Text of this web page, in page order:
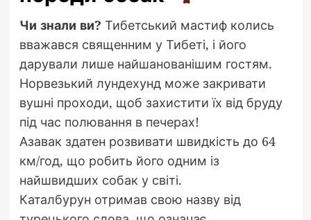
Чи знали ви? Тибетський мастиф колись
вважався священним у Тибеті, і його
дарували лише найшанованішим гостям.
Норвезький лундехунд може закривати
вушні проходи, щоб захистити їх від бруду
під час полювання в печерах!
Азавак здатен розвивати швидкість до 64
км/год, що робить його одним із
найшвидших собак у світі.
Каталбурун отримав свою назву від